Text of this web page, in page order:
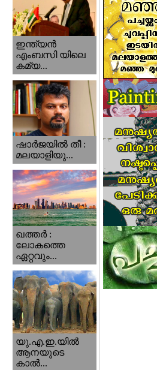
ഇന്ത്യന്‍
എംബസി യിലെ
കമ്യ...
ഷാര്‍ജയില്‍ തീ :
മലയാളിയു...
ഖത്തര്‍ :
ലോകത്തെ
ഏറ്റവും...
യു.എ.ഇ.യില്‍
ആനയുടെ
കാല്‍...